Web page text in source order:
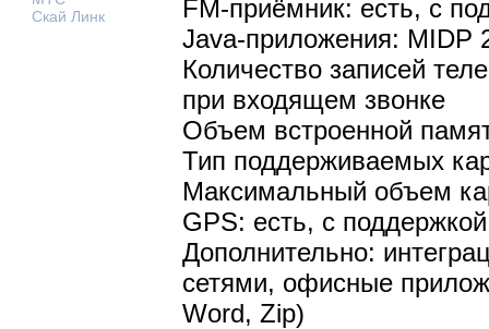
Скай Линк
FM-приёмник: есть, с
Java-приложения: MIDP
Количество записей
при входящем звонке
Объем встроенной
Тип поддерживаемых
Максимальный объем
GPS: есть, с
Дополнительно:
сетями, офисные
Word, Zip)